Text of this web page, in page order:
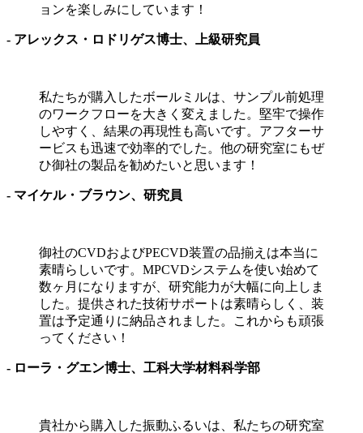
ョンを楽しみにしています！
- アレックス・ロドリゲス博士、上級研究員
私たちが購入したボールミルは、サンプル前処理
のワークフローを大きく変えました。堅牢で操作
しやすく、結果の再現性も高いです。アフターサ
ービスも迅速で効率的でした。他の研究室にもぜ
ひ御社の製品を勧めたいと思います！
- マイケル・ブラウン、研究員
御社のCVDおよびPECVD装置の品揃えは本当に
素晴らしいです。MPCVDシステムを使い始めて
数ヶ月になりますが、研究能力が大幅に向上しま
した。提供された技術サポートは素晴らしく、装
置は予定通りに納品されました。これからも頑張
ってください！
- ローラ・グエン博士、工科大学材料科学部
貴社から購入した振動ふるいは、私たちの研究室